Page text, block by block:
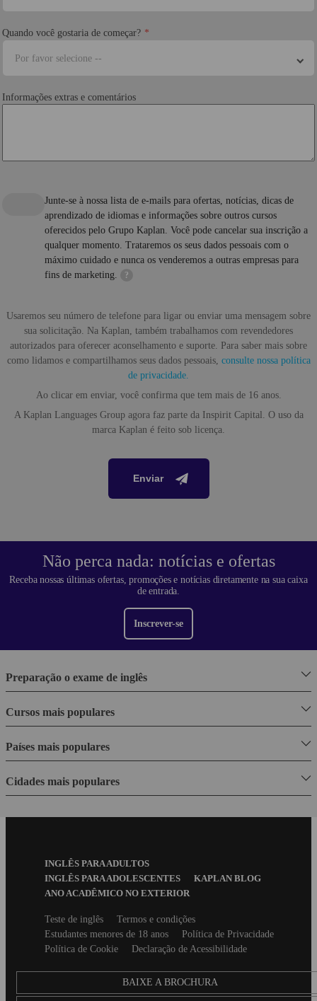
Quando você gostaria de começar?
Por favor selecione --
Informações extras e comentários
Junte-se à nossa lista de e-mails para ofertas, notícias, dicas de
aprendizado de idiomas e informações sobre outros cursos
oferecidos pelo Grupo Kaplan. Você pode cancelar sua inscrição a
qualquer momento. Trataremos os seus dados pessoais com o
máximo cuidado e nunca os venderemos a outras empresas para
fins de marketing.
?
Usaremos seu número de telefone para ligar ou enviar uma mensagem sobre
sua solicitação. Na Kaplan, também trabalhamos com revendedores
autorizados para oferecer aconselhamento e suporte. Para saber mais sobre
como lidamos e compartilhamos seus dados pessoais, consulte nossa política
de privacidade.
Ao clicar em enviar, você confirma que tem mais de 16 anos.
A Kaplan Languages ​​Group agora faz parte da Inspirit Capital. O uso da
marca Kaplan é feito sob licença.
Enviar
Não perca nada: notícias e ofertas
Receba nossas últimas ofertas, promoções e notícias diretamente na sua caixa
de entrada.
Inscrever-se
Preparação o exame de inglês
Cursos mais populares
Países mais populares
Cidades mais populares
FooterINGLÊS PARA ADULTOS
INGLÊS PARA ADOLESCENTES
KAPLAN BLOG
ANO ACADÊMICO NO EXTERIOR
SecondaryTeste de inglês
Termos e condições
Estudantes menores de 18 anos
Política de Privacidade
Política de Cookie
Declaração de Acessibilidade
BAIXE A BROCHURA